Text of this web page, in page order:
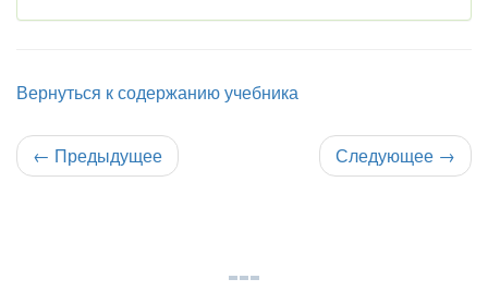
Вернуться к содержанию учебника
← Предыдущее Следующее →